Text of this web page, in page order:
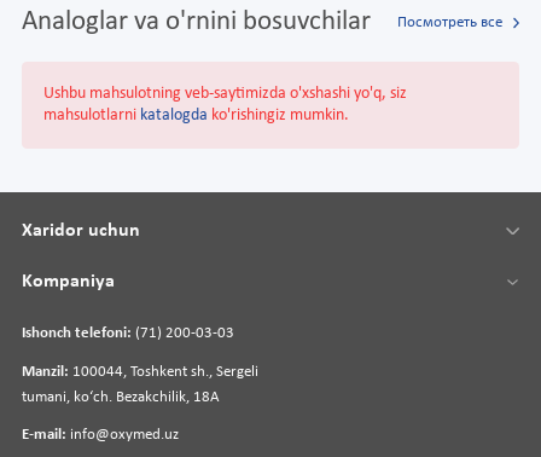
Analoglar va o'rnini bosuvchilar Посмотреть все
Ushbu mahsulotning veb-saytimizda o'xshashi yo'q, siz
mahsulotlarni katalogda ko'rishingiz mumkin.
Ishonch telefoni: (71) 200-03-03
Manzil: 100044, Toshkent sh., Sergeli
tumani, koʻch. Bezakchilik, 18A
E-mail: info@oxymed.uz
Xaridor uchun
Kompaniya